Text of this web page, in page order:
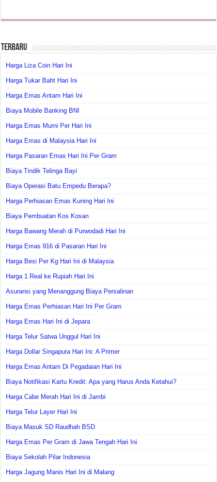
Terbaru
Harga Liza Coin Hari Ini
Harga Tukar Baht Hari Ini
Harga Emas Antam Hari Ini
Biaya Mobile Banking BNI
Harga Emas Murni Per Hari Ini
Harga Emas di Malaysia Hari Ini
Harga Pasaran Emas Hari Ini Per Gram
Biaya Tindik Telinga Bayi
Biaya Operasi Batu Empedu Berapa?
Harga Perhiasan Emas Kuning Hari Ini
Biaya Pembuatan Kos Kosan
Harga Bawang Merah di Purwodadi Hari Ini
Harga Emas 916 di Pasaran Hari Ini
Harga Besi Per Kg Hari Ini di Malaysia
Harga 1 Real ke Rupiah Hari Ini
Asuransi yang Menanggung Biaya Persalinan
Harga Emas Perhiasan Hari Ini Per Gram
Harga Emas Hari Ini di Jepara
Harga Telur Satwa Unggul Hari Ini
Harga Dollar Singapura Hari Ini: A Primer
Harga Emas Antam Di Pegadaian Hari Ini
Biaya Notifikasi Kartu Kredit: Apa yang Harus Anda Ketahui?
Harga Cabe Merah Hari Ini di Jambi
Harga Telur Layer Hari Ini
Biaya Masuk SD Raudhah BSD
Harga Emas Per Gram di Jawa Tengah Hari Ini
Biaya Sekolah Pilar Indonesia
Harga Jagung Manis Hari Ini di Malang